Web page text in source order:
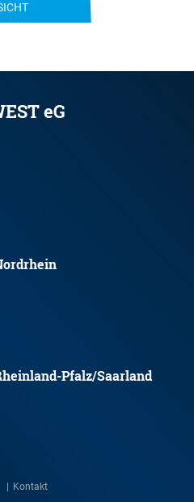
eG
Pfalz/Saarland
Kontakt